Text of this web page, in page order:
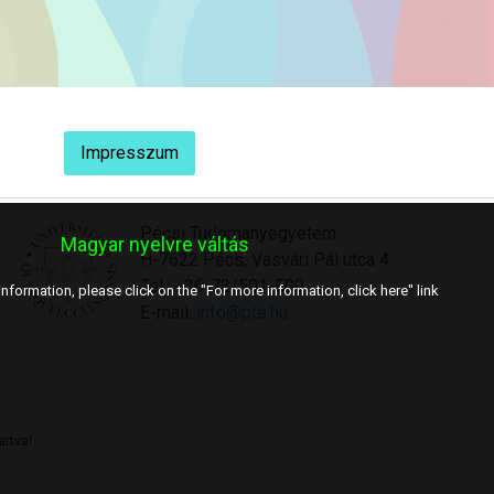
Impresszum
Pécsi Tudományegyetem
H-7622 Pécs, Vasvári Pál utca 4.
Tel.: +36-72/501-500
Magyar nyelvre váltás
please click on the "For more information, click here" link